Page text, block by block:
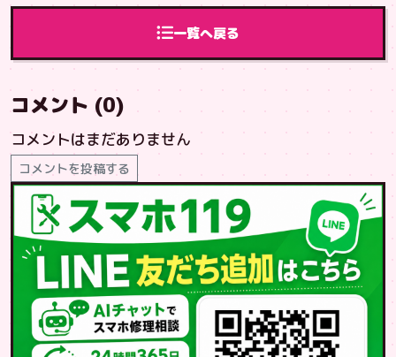
一覧へ戻る
コメント (0)
コメントはまだありません
コメントを投稿する